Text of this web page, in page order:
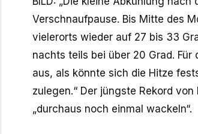
Verschnaufpause. Bis Mitte des
vielerorts wieder auf 27 bis 33
nachts teils bei über 20 Grad.
aus, als könnte sich die Hitze
zulegen.“ Der jüngste Rekord
„durchaus noch einmal wackeln“.